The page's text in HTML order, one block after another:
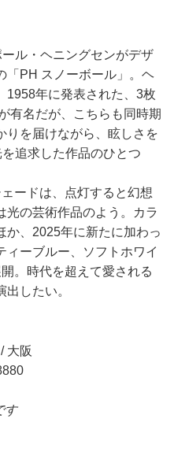
ル・ヘニングセンがデザ
「PH スノーボール」。ヘ
1958年に発表された、3枚
有名だが、こちらも同時期
りを届けながら、眩しさを
追求した作品のひとつ
ードは、点灯すると幻想
光の芸術作品のよう。カラ
か、2025年に新たに加わっ
ィーブルー、ソフトホワイ
。時代を超えて愛される
したい。
大阪
す